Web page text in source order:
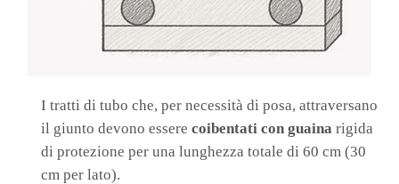
I tratti di tubo che, per necessità di posa, attraversano
il giunto devono essere coibentati con guaina rigida
di protezione per una lunghezza totale di 60 cm (30
cm per lato).